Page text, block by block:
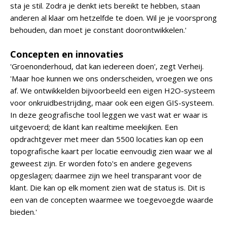
sta je stil. Zodra je denkt iets bereikt te hebben, staan
anderen al klaar om hetzelfde te doen. Wil je je voorsprong
behouden, dan moet je constant doorontwikkelen.'
Concepten en innovaties
'Groenonderhoud, dat kan iedereen doen', zegt Verheij.
'Maar hoe kunnen we ons onderscheiden, vroegen we ons
af. We ontwikkelden bijvoorbeeld een eigen H2O-systeem
voor onkruidbestrijding, maar ook een eigen GIS-systeem.
In deze geografische tool leggen we vast wat er waar is
uitgevoerd; de klant kan realtime meekijken. Een
opdrachtgever met meer dan 5500 locaties kan op een
topografische kaart per locatie eenvoudig zien waar we al
geweest zijn. Er worden foto's en andere gegevens
opgeslagen; daarmee zijn we heel transparant voor de
klant. Die kan op elk moment zien wat de status is. Dit is
een van de concepten waarmee we toegevoegde waarde
bieden.'